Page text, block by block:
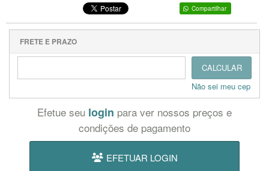
Compartilhar
Efetue seu login para ver nossos preços e
condições de pagamento
EFETUAR LOGIN
FRETE E PRAZO
CALCULAR
Não sei meu cep